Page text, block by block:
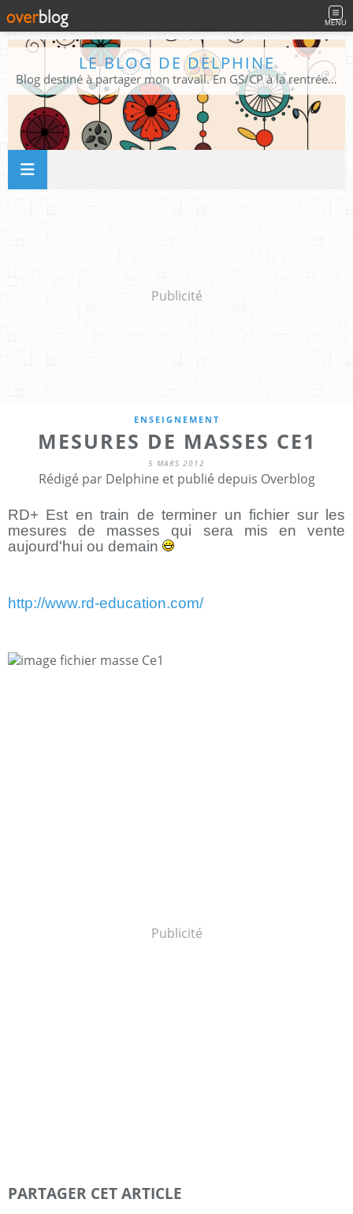
MENU
LE BLOG DE DELPHINE
Blog destiné à partager mon travail. En GS/CP à la rentrée 2026/2027 !
Publicité
ENSEIGNEMENT
MESURES DE MASSES CE1
5 MARS 2012
Rédigé par Delphine et publié depuis Overblog
RD+ Est en train de terminer un fichier sur les
mesures de masses qui sera mis en vente
aujourd'hui ou demain
http://www.rd-education.com/
Publicité
PARTAGER CET ARTICLE